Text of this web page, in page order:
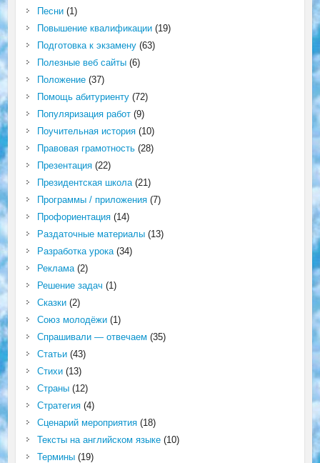
Песни(1)
Повышение квалификации(19)
Подготовка к экзамену(63)
Полезные веб сайты(6)
Положение(37)
Помощь абитуриенту(72)
Популяризация работ(9)
Поучительная история(10)
Правовая грамотность(28)
Презентация(22)
Президентская школа(21)
Программы / приложения(7)
Профориентация(14)
Раздаточные материалы(13)
Разработка урока(34)
Реклама(2)
Решение задач (1)
Сказки(2)
Союз молодёжи(1)
Спрашивали — отвечаем (35)
Статьи(43)
Стихи(13)
Страны(12)
Стратегия(4)
Сценарий мероприятия(18)
Тексты на английском языке(10)
Термины(19)